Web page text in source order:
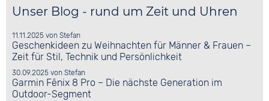
Unser Blog - rund um Zeit und Uhren
11.11.2025 vonStefan
Geschenkideen zu Weihnachten für Männer & Frauen –
Zeit für Stil, Technik und Persönlichkeit
30.09.2025 vonStefan
Garmin Fēnix 8 Pro – Die nächste Generation im
Outdoor-Segment